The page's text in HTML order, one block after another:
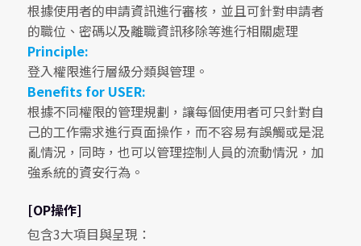
根據使用者的申請資訊進行審核，並且可針對申請者
的職位、密碼以及離職資訊移除等進行相關處理
Principle:
登入權限進行層級分類與管理。
Benefits for USER:
根據不同權限的管理規劃，讓每個使用者可只針對自
己的工作需求進行頁面操作，而不容易有誤觸或是混
亂情況，同時，也可以管理控制人員的流動情況，加
強系統的資安行為。
[OP操作]
包含3大項目與呈現：